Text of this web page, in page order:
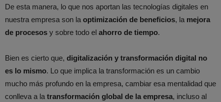
De esta manera, lo que nos aportan las tecnologías digitales en
nuestra empresa son la optimización de beneficios, la mejora
de procesos y sobre todo el ahorro de tiempo.
Bien es cierto que, digitalización y transformación digital no
es lo mismo. Lo que implica la transformación es un cambio
mucho más profundo en la empresa, cambiar esa mentalidad que
conlleva a la transformación global de la empresa, incluso al